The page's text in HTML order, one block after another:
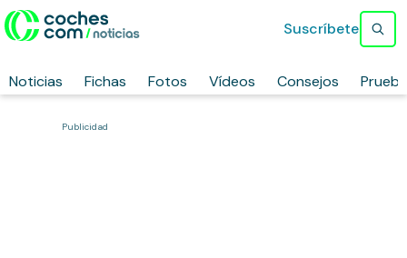
Noticias Fichas Fotos Vídeos Consejos
Suscríbete
Publicidad